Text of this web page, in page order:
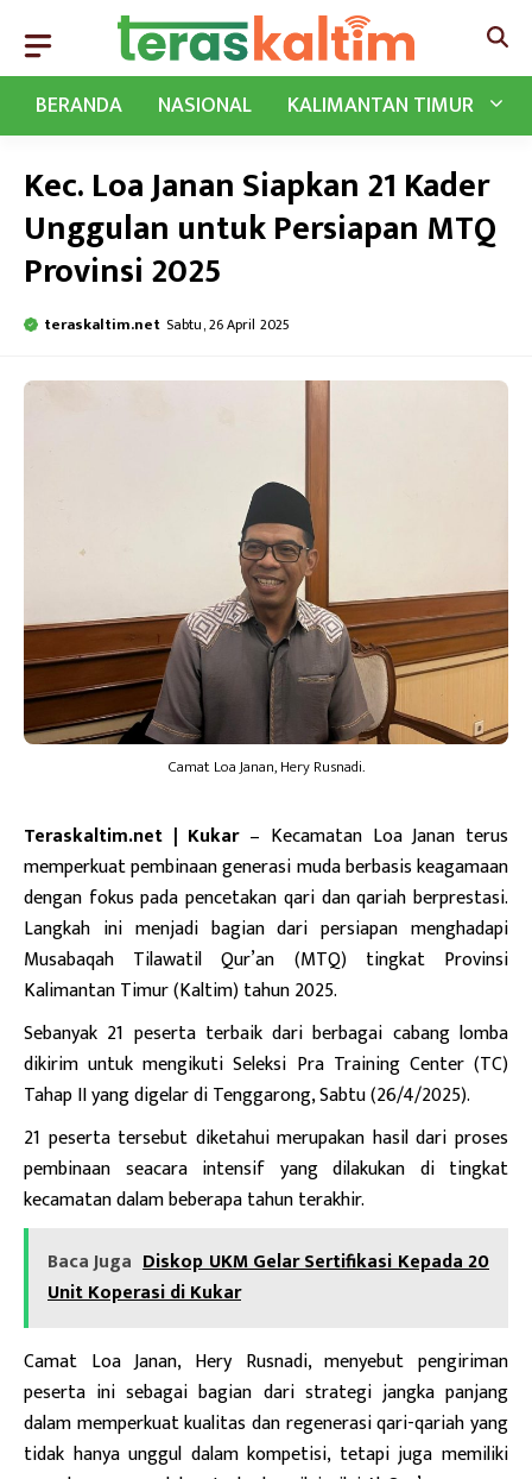
BERANDA
NASIONAL KALIMANTAN TIMUR
Kec. Loa Janan Siapkan 21 Kader
Unggulan untuk Persiapan MTQ
Provinsi 2025
teraskaltim.net Sabtu, 26 April 2025
Camat Loa Janan, Hery Rusnadi.
Teraskaltim.net | Kukar– Kecamatan Loa Janan terus
memperkuat pembinaan generasi muda berbasis keagamaan
dengan fokus pada pencetakan qari dan qariah berprestasi.
Langkah ini menjadi bagian dari persiapan menghadapi
Musabaqah Tilawatil Qur’an (MTQ) tingkat Provinsi
Kalimantan Timur (Kaltim) tahun 2025.
Sebanyak 21 peserta terbaik dari berbagai cabang lomba
dikirim untuk mengikuti Seleksi Pra Training Center (TC)
Tahap II yang digelar di Tenggarong, Sabtu (26/4/2025).
21 peserta tersebut diketahui merupakan hasil dari proses
pembinaan seacara intensif yang dilakukan di tingkat
kecamatan dalam beberapa tahun terakhir.
Baca Juga Diskop UKM Gelar Sertifikasi Kepada 20
Unit Koperasi di Kukar
Camat Loa Janan, Hery Rusnadi, menyebut pengiriman
peserta ini sebagai bagian dari strategi jangka panjang
dalam memperkuat kualitas dan regenerasi qari-qariah yang
tidak hanya unggul dalam kompetisi, tetapi juga memiliki